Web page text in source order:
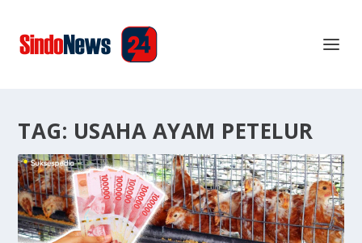
TAG: USAHA AYAM PETELUR